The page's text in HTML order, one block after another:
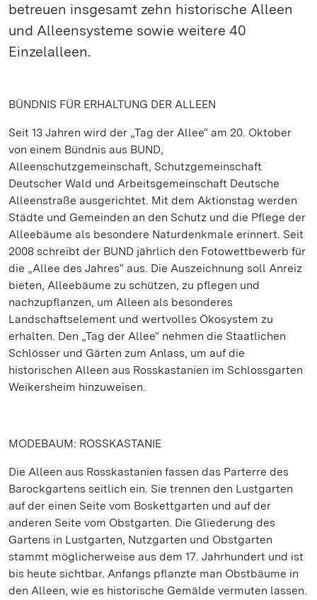
betreuen insgesamt zehn historische Alleen
und Alleensysteme sowie weitere 40
Einzelalleen.
BÜNDNIS FÜR ERHALTUNG DER ALLEEN
Seit 13 Jahren wird der „Tag der Allee“ am 20. Oktober
von einem Bündnis aus BUND,
Alleenschutzgemeinschaft, Schutzgemeinschaft
Deutscher Wald und Arbeitsgemeinschaft Deutsche
Alleenstraße ausgerichtet. Mit dem Aktionstag werden
Städte und Gemeinden an den Schutz und die Pflege der
Alleebäume als besondere Naturdenkmale erinnert. Seit
2008 schreibt der BUND jährlich den Fotowettbewerb für
die „Allee des Jahres“ aus. Die Auszeichnung soll Anreiz
bieten, Alleebäume zu schützen, zu pflegen und
nachzupflanzen, um Alleen als besonderes
Landschaftselement und wertvolles Ökosystem zu
erhalten. Den „Tag der Allee“ nehmen die Staatlichen
Schlösser und Gärten zum Anlass, um auf die
historischen Alleen aus Rosskastanien im Schlossgarten
Weikersheim hinzuweisen.
MODEBAUM: ROSSKASTANIE
Die Alleen aus Rosskastanien fassen das Parterre des
Barockgartens seitlich ein. Sie trennen den Lustgarten
auf der einen Seite vom Boskettgarten und auf der
anderen Seite vom Obstgarten. Die Gliederung des
Gartens in Lustgarten, Nutzgarten und Obstgarten
stammt möglicherweise aus dem 17. Jahrhundert und ist
bis heute sichtbar. Anfangs pflanzte man Obstbäume in
den Alleen, wie es historische Gemälde vermuten lassen.